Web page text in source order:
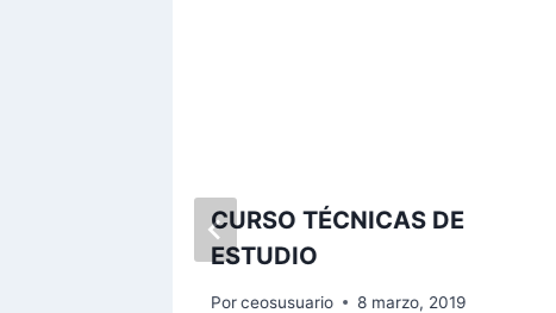
CURSO TÉCNICAS DE
ESTUDIO
Porceosusuario 8 marzo, 2019